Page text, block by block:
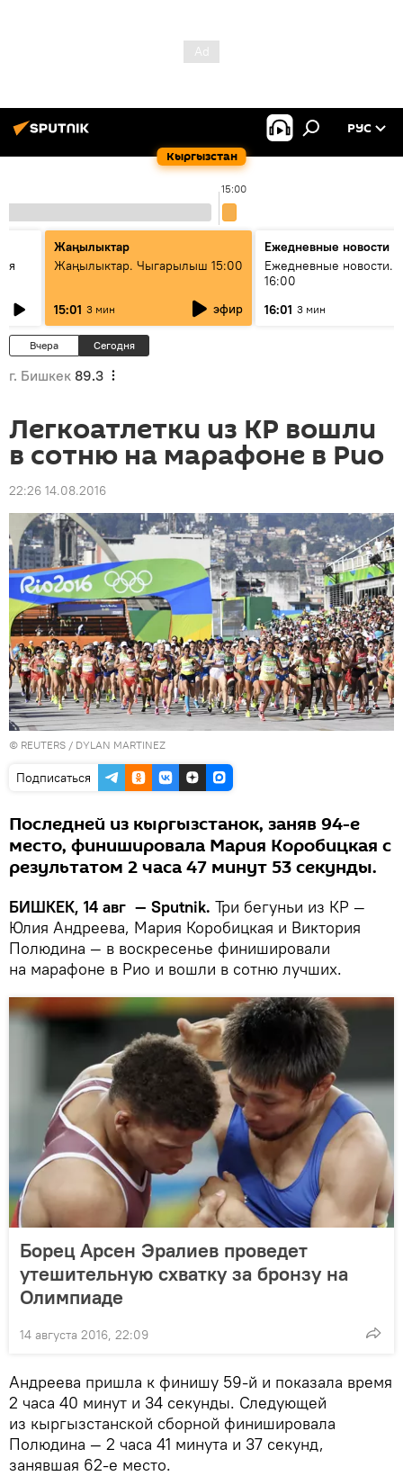
Кыргызстан
РУС
15:00
Жаңылыктар
Жаңылыктар. Чыгарылыш 15:00
15:01 3 мин эфир
Ежедневные новости
Ежедневные новости.
16:00
16:01 3 мин
Вчера Сегодня
г. Бишкек 89.3
Легкоатлетки из КР вошли
в сотню на марафоне в Рио
22:26 14.08.2016
© REUTERS / DYLAN MARTINEZ
Подписаться
Последней из кыргызстанок, заняв 94-е
место, финишировала Мария Коробицкая с
результатом 2 часа 47 минут 53 секунды.
БИШКЕК, 14 авг — Sputnik. Три бегуньи из КР —
Юлия Андреева, Мария Коробицкая и Виктория
Полюдина — в воскресенье финишировали
на марафоне в Рио и вошли в сотню лучших.
Борец Арсен Эралиев проведет
утешительную схватку за бронзу на
Олимпиаде
14 августа 2016, 22:09
Андреева пришла к финишу 59-й и показала время
2 часа 40 минут и 34 секунды. Следующей
из кыргызстанской сборной финишировала
Полюдина — 2 часа 41 минута и 37 секунд,
занявшая 62-е место.